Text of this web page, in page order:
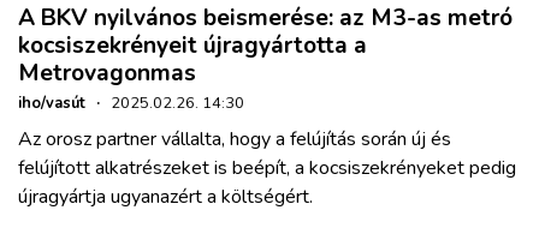
A BKV nyilvános beismerése: az M3-as metró
kocsiszekrényeit újragyártotta a
Metrovagonmas
iho/vasút · 2025.02.26. 14:30
Az orosz partner vállalta, hogy a felújítás során új és
felújított alkatrészeket is beépít, a kocsiszekrényeket pedig
újragyártja ugyanazért a költségért.